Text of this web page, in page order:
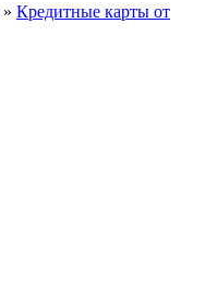
» Кредитные карты от